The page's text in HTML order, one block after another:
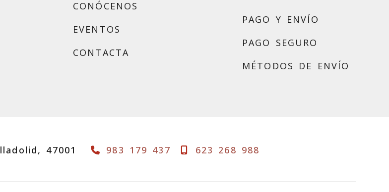
CONÓCENOS
EVENTOS
CONTACTA
PAGO Y ENVÍO
PAGO SEGURO
MÉTODOS DE ENVÍO
47001 983 179 437 623 268 988